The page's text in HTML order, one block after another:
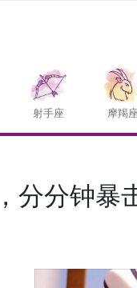
射手座 摩羯
分分钟暴